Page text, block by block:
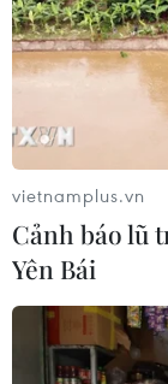
vietnamplus.vn
Cảnh báo lũ
Yên Bái